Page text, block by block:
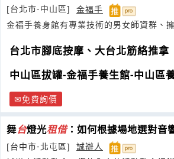
[台北市-中山區]
金福手
金福手養身館有專業技術的男女師資群、
台北市腳底按摩、大台北筋絡推拿
中山區拔罐-金福手養生館-中山區
免費詢價
舞台燈光租借：如何根據場地選對音
[台中市-北屯區]
誠辦人